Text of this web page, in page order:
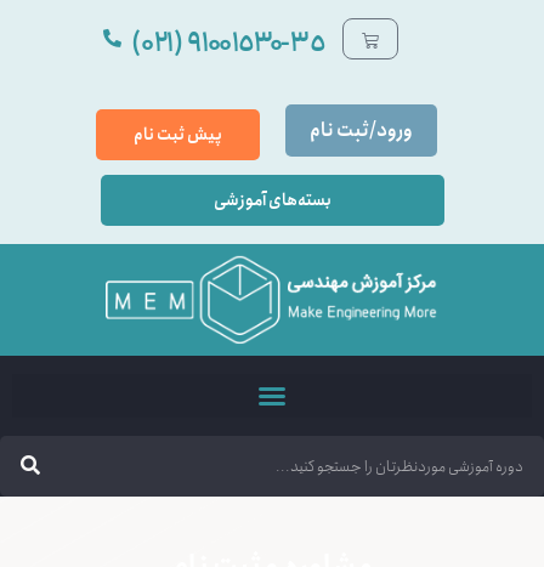
٩۱۰۰۱٥۳۰-۳٥ (۰۲۱)
ورود/ثبت نام پیش ثبت نام
بسته‌های آموزشی